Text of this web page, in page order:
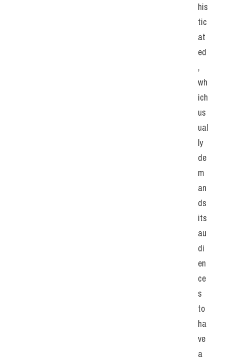
his
tic
at
ed
,
wh
ich
us
ual
ly
de
m
an
ds
its
au
di
en
ce
s
to
ha
ve
a